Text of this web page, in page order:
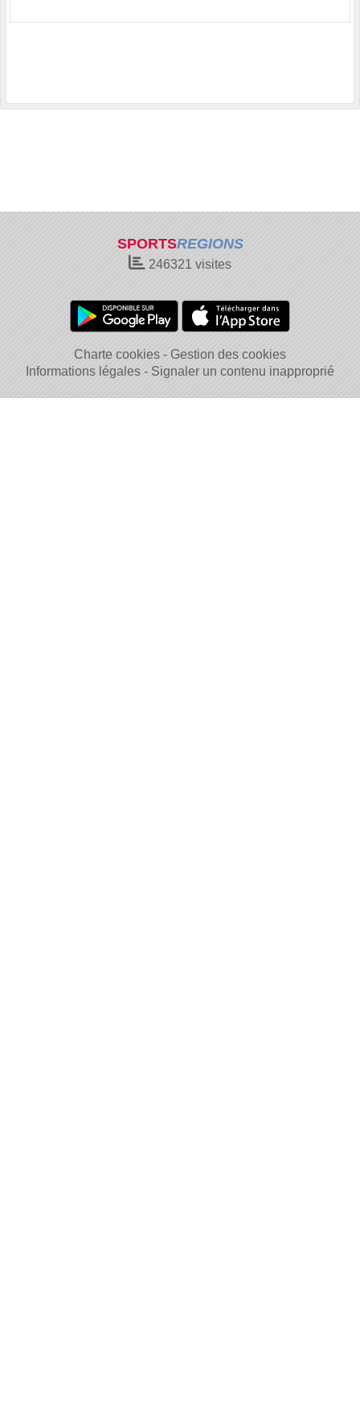
SPORTSREGIONS
246321 visites
Charte cookies
Gestion des cookies
Informations légales
Signaler un contenu inapproprié